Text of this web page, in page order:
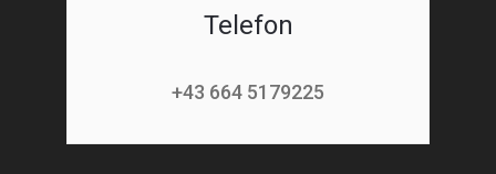
Telefon
+43 664 5179225